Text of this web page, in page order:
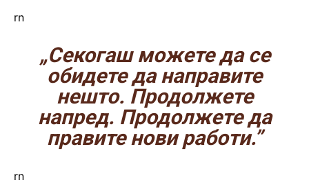
rn
„Секогаш можете да се
обидете да направите
нешто. Продолжете
напред. Продолжете да
правите нови работи.”
rn